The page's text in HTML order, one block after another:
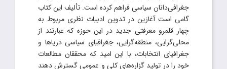
جغرافی‌دانان سیاسی فراهم کرده است. تألیف این کتاب
گامی است آغازین در تدوین ادبیات نظری مربوط به
چهار قلمرو معرفتی جدید در این حوزه که عبارتند از
محلی‌گرایی، منطقه‌گرایی، جغرافیای سیاسی دریاها و
جغرافیای انتخابات، با این امید که محققان مطالعات
خود را در تولید گزاره‌های کلی و عمومی گسترش دهند